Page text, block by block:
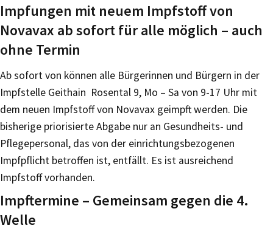
Impfungen mit neuem Impfstoff von
Novavax ab sofort für alle möglich – auch
ohne Termin
Ab sofort von können alle Bürgerinnen und Bürgern in der
Impfstelle Geithain Rosental 9, Mo – Sa von 9-17 Uhr mit
dem neuen Impfstoff von Novavax geimpft werden. Die
bisherige priorisierte Abgabe nur an Gesundheits- und
Pflegepersonal, das von der einrichtungsbezogenen
Impfpflicht betroffen ist, entfällt. Es ist ausreichend
Impfstoff vorhanden.
Impftermine – Gemeinsam gegen die 4.
Welle